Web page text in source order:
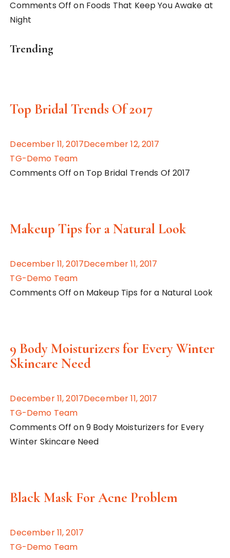
Comments Off on Foods That Keep You Awake at
Night
Trending
Top Bridal Trends Of 2017
December 11, 2017December 12, 2017
TG-Demo Team
Comments Off on Top Bridal Trends Of 2017
Makeup Tips for a Natural Look
December 11, 2017December 11, 2017
TG-Demo Team
Comments Off on Makeup Tips for a Natural Look
9 Body Moisturizers for Every Winter
Skincare Need
December 11, 2017December 11, 2017
TG-Demo Team
Comments Off on 9 Body Moisturizers for Every
Winter Skincare Need
Black Mask For Acne Problem
December 11, 2017
TG-Demo Team